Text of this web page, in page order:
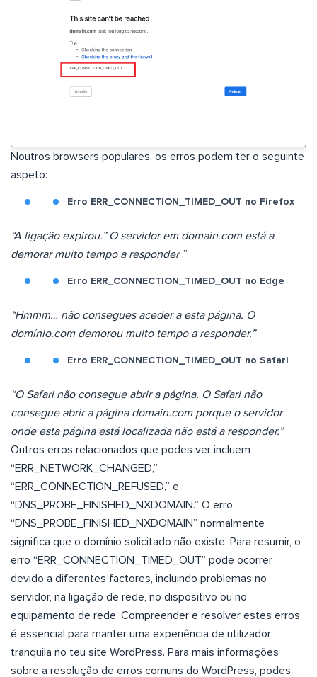
Noutros browsers populares, os erros podem ter o seguinte
aspeto:
Erro ERR_CONNECTION_TIMED_OUT no Firefox
“A ligação expirou.” O servidor em domain.com está a
demorar muito tempo a responder.”
Erro ERR_CONNECTION_TIMED_OUT no Edge
“Hmmm… não consegues aceder a esta página. O
domínio.com demorou muito tempo a responder.”
Erro ERR_CONNECTION_TIMED_OUT no Safari
“O Safari não consegue abrir a página. O Safari não
consegue abrir a página domain.com porque o servidor
onde esta página está localizada não está a responder.”
Outros erros relacionados que podes ver incluem
“ERR_NETWORK_CHANGED,”
“ERR_CONNECTION_REFUSED,” e
“DNS_PROBE_FINISHED_NXDOMAIN.” O erro
“DNS_PROBE_FINISHED_NXDOMAIN” normalmente
significa que o domínio solicitado não existe. Para resumir, o
erro “ERR_CONNECTION_TIMED_OUT” pode ocorrer
devido a diferentes factores, incluindo problemas no
servidor, na ligação de rede, no dispositivo ou no
equipamento de rede. Compreender e resolver estes erros
é essencial para manter uma experiência de utilizador
tranquila no teu site WordPress. Para mais informações
sobre a resolução de erros comuns do WordPress, podes